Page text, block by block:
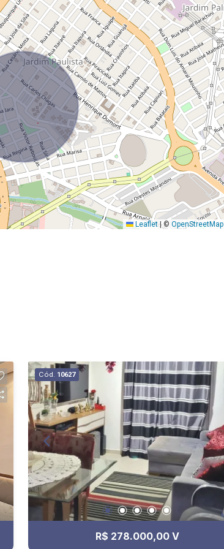
Leaflet |© OpenStreetMap
Cód. 10627
R$ 278.000,00 V